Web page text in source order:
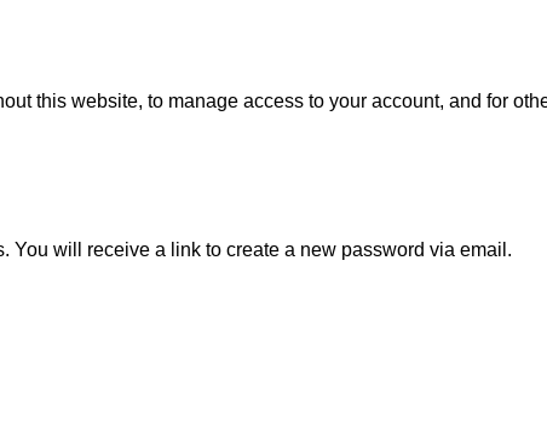
this website, to manage access to your account, and for
You will receive a link to create a new password via email.